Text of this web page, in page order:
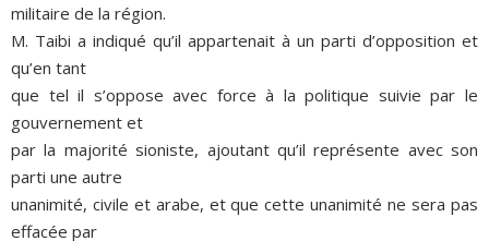
militaire de la région.
M. Taibi a indiqué qu’il appartenait à un parti d’opposition et
qu’en tant
que tel il s’oppose avec force à la politique suivie par le
gouvernement et
par la majorité sioniste, ajoutant qu’il représente avec son
parti une autre
unanimité, civile et arabe, et que cette unanimité ne sera pas
effacée par